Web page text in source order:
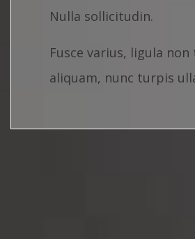
Nulla sollicitudin.
Fusce varius, ligula
aliquam, nunc turpis